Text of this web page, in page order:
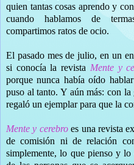
quien tantas cosas aprendo y
cuando hablamos de
compartimos ratos de ocio.
El pasado mes de julio, en un
si conocía la revista Mente y
porque nunca había oído
puso al tanto. Y aún más: con
regaló un ejemplar para que la
Mente y cerebro es una revista
de comisión ni de relación
simplemente, lo que pienso y